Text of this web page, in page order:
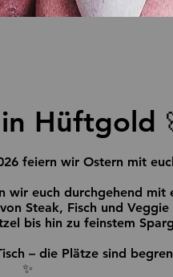
Hüftgold
feiern wir Ostern mit
wir euch durchgehend mit
Steak, Fisch und Veggie
bis hin zu feinstem
– die Plätze sind
✨